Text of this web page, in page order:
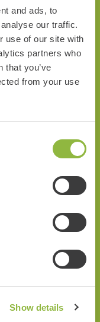
and ads, to
our traffic.
use of our site with
partners who
that you’ve
from your use
Show details
met een gratis
papier of een
Kies voor de
hilarische fungame.